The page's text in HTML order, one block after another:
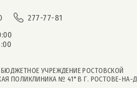
277-77-81
БЮДЖЕТНОЕ УЧРЕЖДЕНИЕ РОСТОВСКОЙ
ПОЛИКЛИНИКА № 41" В Г. РОСТОВЕ-НА-